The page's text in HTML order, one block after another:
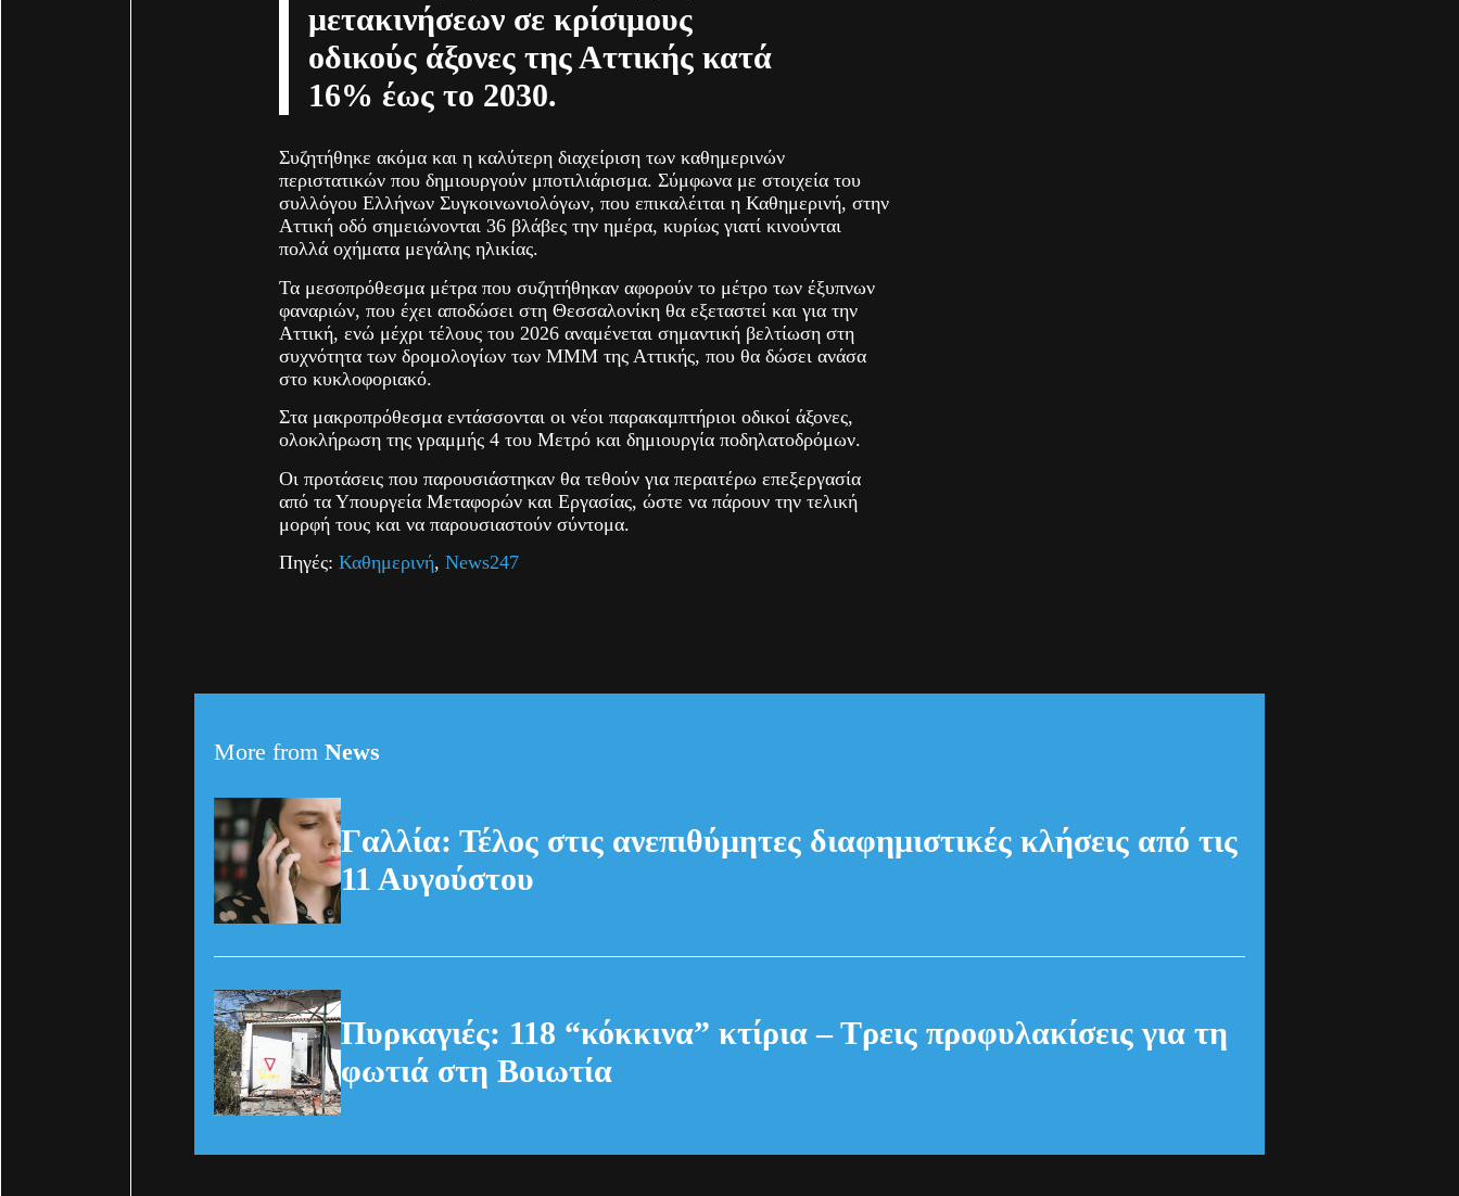
μετακινήσεων σε κρίσιμους
οδικούς άξονες της Αττικής κατά
16% έως το 2030.
Συζητήθηκε ακόμα και η καλύτερη διαχείριση των καθημερινών
περιστατικών που δημιουργούν μποτιλιάρισμα. Σύμφωνα με στοιχεία του
συλλόγου Ελλήνων Συγκοινωνιολόγων, που επικαλέιται η Καθημερινή, στην
Αττική οδό σημειώνονται 36 βλάβες την ημέρα, κυρίως γιατί κινούνται
πολλά οχήματα μεγάλης ηλικίας.
Τα μεσοπρόθεσμα μέτρα που συζητήθηκαν αφορούν το μέτρο των έξυπνων
φαναριών, που έχει αποδώσει στη Θεσσαλονίκη θα εξεταστεί και για την
Αττική, ενώ μέχρι τέλους του 2026 αναμένεται σημαντική βελτίωση στη
συχνότητα των δρομολογίων των ΜΜΜ της Αττικής, που θα δώσει ανάσα
στο κυκλοφοριακό.
Στα μακροπρόθεσμα εντάσσονται οι νέοι παρακαμπτήριοι οδικοί άξονες,
ολοκλήρωση της γραμμής 4 του Μετρό και δημιουργία ποδηλατοδρόμων.
Οι προτάσεις που παρουσιάστηκαν θα τεθούν για περαιτέρω επεξεργασία
από τα Υπουργεία Μεταφορών και Εργασίας, ώστε να πάρουν την τελική
μορφή τους και να παρουσιαστούν σύντομα.
Πηγές:Καθημερινή,News247
More fromNews
Γαλλία: Τέλος στις ανεπιθύμητες διαφημιστικές κλήσεις από τις
11 Αυγούστου
Πυρκαγιές: 118 “κόκκινα” κτίρια – Τρεις προφυλακίσεις για τη
φωτιά στη Βοιωτία